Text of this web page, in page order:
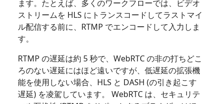
ます。たとえば、多くのワークフローでは、ビデオ
ストリームを HLS にトランスコードしてラストマイ
ル配信する前に、RTMP でエンコードして入力しま
す。
RTMP の遅延は約 5 秒で、WebRTC の非の打ちどこ
ろのない遅延にはほど遠いですが、低遅延の拡張機
能を使用しない場合、HLS と DASH (の引き起こす
遅延) を凌駕しています。 WebRTC は、セキュリテ